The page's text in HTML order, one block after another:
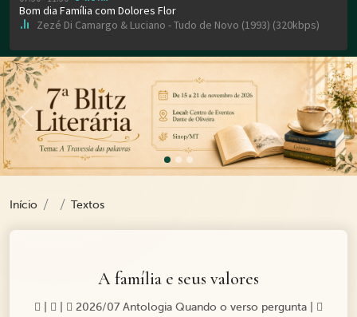
Previous
Início Textos
A família e seus valores
2026/07 Antologia Quando o verso pergunta